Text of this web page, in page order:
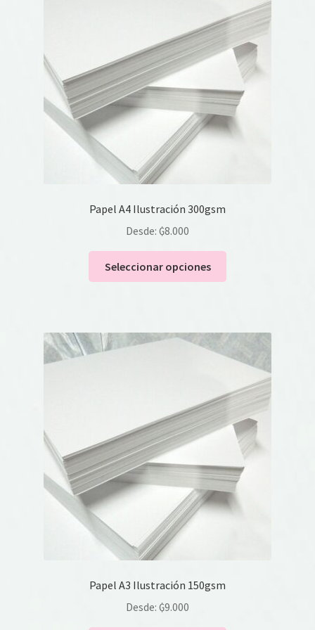
Papel A4 Ilustración 300gsm
Desde: ₲8.000
Seleccionar opciones
opciones
pueden
elegir
en
página
de
producto
Papel A3 Ilustración 150gsm
Desde: ₲9.000